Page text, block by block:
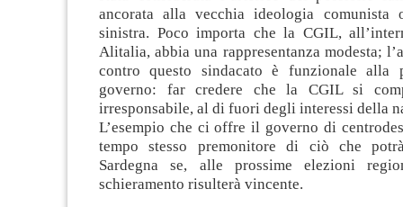
ancorata alla vecchia ideologia comunista
sinistra. Poco importa che la CGIL,
Alitalia, abbia una rappresentanza modesta;
contro questo sindacato è funzionale alla
governo: far credere che la CGIL si
irresponsabile, al di fuori degli interessi della
L’esempio che ci offre il governo di
tempo stesso premonitore di ciò che
Sardegna se, alle prossime elezioni
schieramento risulterà vincente.